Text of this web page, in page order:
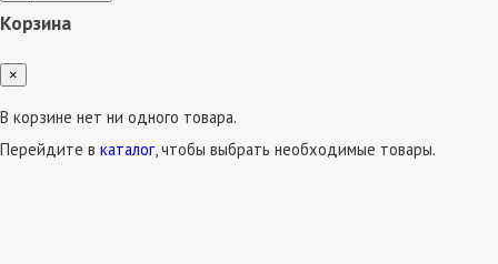
Корзина
×
В корзине нет ни одного товара.
Перейдите в каталог, чтобы выбрать необходимые товары.